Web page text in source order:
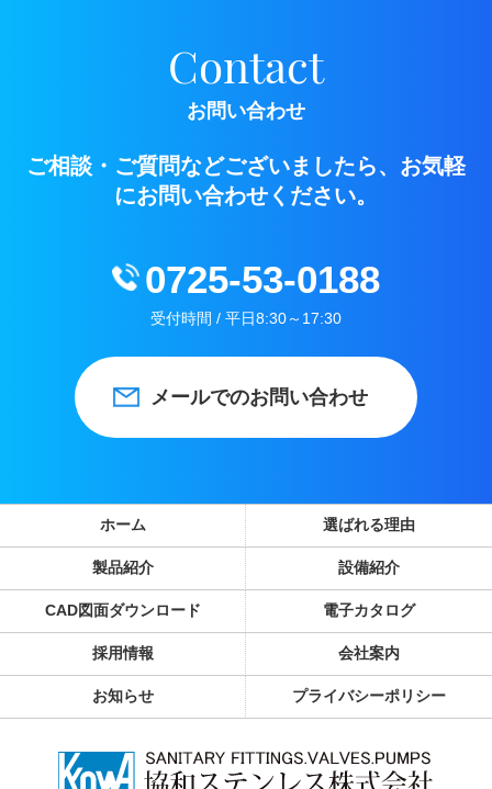
Contact
お問い合わせ
ご相談・ご質問などございましたら、お気軽
にお問い合わせください。
0725-53-0188
受付時間 / 平日8:30～17:30
メールでのお問い合わせ
ホーム 選ばれる理由
製品紹介 設備紹介
CAD図面ダウンロード 電子カタログ
採用情報 会社案内
お知らせ プライバシーポリシー